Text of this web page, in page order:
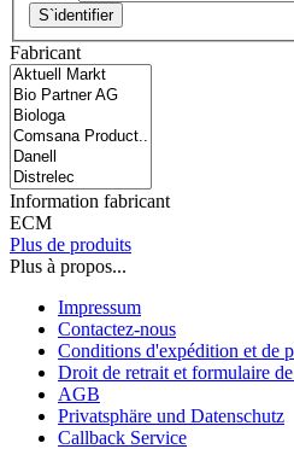
S`identifier
Fabricant
Information fabricant
ECM
Plus de produits
Plus à propos...
Impressum
Contactez-nous
Conditions d'expédition et de
Droit de retrait et formulaire
AGB
Privatsphäre und Datenschutz
Callback Service